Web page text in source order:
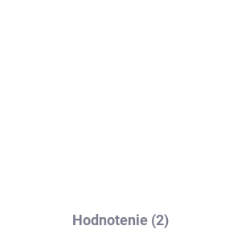
Hodnotenie (2)